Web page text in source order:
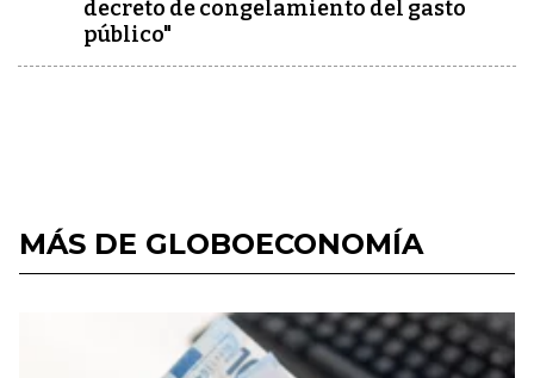
decreto de congelamiento del gasto
público"
MÁS DE GLOBOECONOMÍA